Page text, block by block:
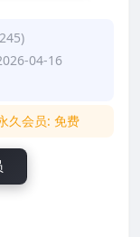
04-16
久会员: 免费